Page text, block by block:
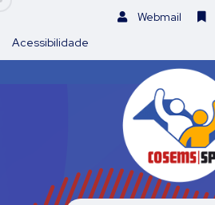
Webmail
Acessibilidade